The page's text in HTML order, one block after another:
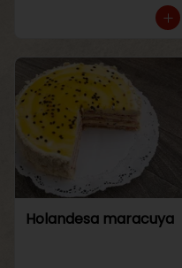
Holandesa maracuya